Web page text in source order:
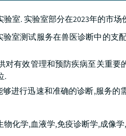
室. 实验室部分在2023年的市场
室测试服务在兽医诊断中的支
对有效管理和预防疾病至关重
.
够进行迅速和准确的诊断,服务
化学,血液学,免疫诊断学,成像